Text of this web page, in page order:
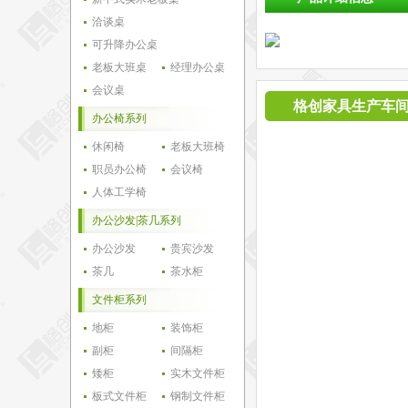
洽谈桌
可升降办公桌
老板大班桌
经理办公桌
会议桌
办公椅系列
休闲椅
老板大班椅
职员办公椅
会议椅
人体工学椅
办公沙发|茶几系列
办公沙发
贵宾沙发
茶几
茶水柜
文件柜系列
地柜
装饰柜
副柜
间隔柜
矮柜
实木文件柜
板式文件柜
钢制文件柜
格创家具生产车